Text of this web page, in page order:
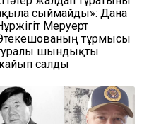
сыймайды»: Дана
Меруерт
тұрмысы
шындықты
салды